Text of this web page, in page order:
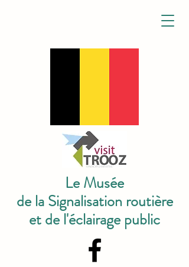
Le Musée
de la Signalisation routière
et de l'éclairage public